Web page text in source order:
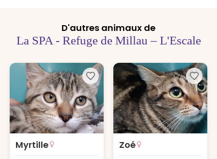
D'autres animaux de
La SPA - Refuge de Millau – L'Escale
Myrtille Zoé